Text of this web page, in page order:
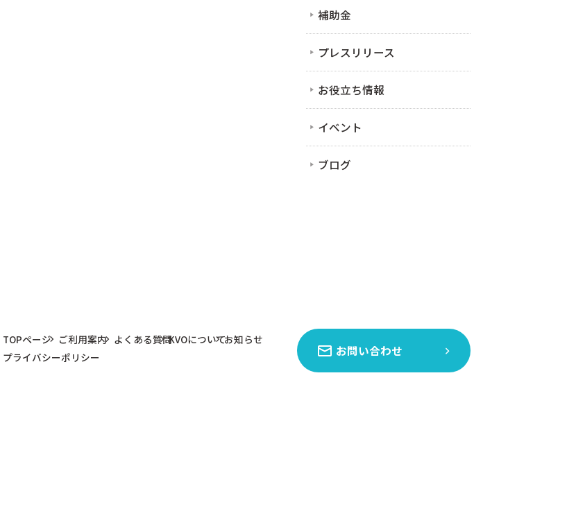
補助金
プレスリリース
お役立ち情報
イベント
ブログ
TOPページ ご利用案内 よくある質問KVOについてお知らせ
プライバシーポリシー
お問い合わせ